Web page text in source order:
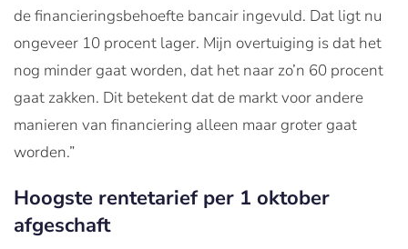
de financieringsbehoefte bancair ingevuld. Dat ligt nu
ongeveer 10 procent lager. Mijn overtuiging is dat het
nog minder gaat worden, dat het naar zo’n 60 procent
gaat zakken. Dit betekent dat de markt voor andere
manieren van financiering alleen maar groter gaat
worden.”
Hoogste rentetarief per 1 oktober
afgeschaft